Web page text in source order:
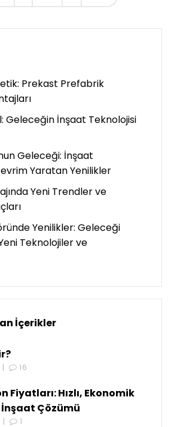
Prekast Prefabrik
Geleceğin İnşaat Teknolojisi
Geleceği: İnşaat
Yaratan Yenilikler
Yeni Trendler ve
Yenilikler: Geleceği
Teknolojiler ve
İçerikler
16
Fiyatları: Hızlı, Ekonomik
İnşaat Çözümü
| 1